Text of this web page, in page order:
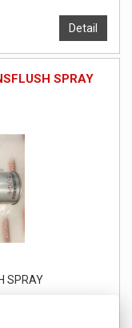
Detail
SPRAY
SPRAY